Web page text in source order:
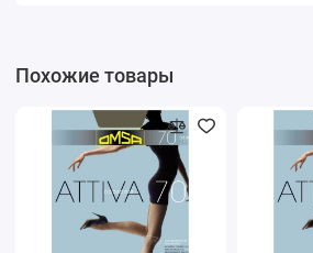
Похожие товары